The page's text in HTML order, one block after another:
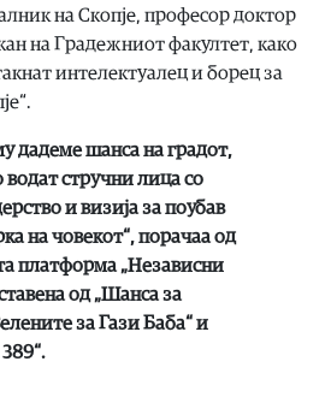
на Скопје, професор доктор
на Градежниот факултет, како
интелектуалец и борец за
дадеме шанса на градот,
водат стручни лица со
и визија за поубав
на човекот“, порачаа од
платформа „Независни
од „Шанса за
за Гази Баба“ и